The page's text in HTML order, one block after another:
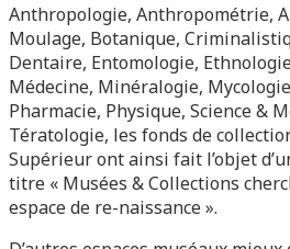
Anthropologie, Anthropométrie,
Moulage, Botanique,
Dentaire, Entomologie,
Médecine, Minéralogie,
Pharmacie, Physique, Science &
Tératologie, les fonds de
Supérieur ont ainsi fait l’objet
titre « Musées & Collections
espace de re-naissance ».